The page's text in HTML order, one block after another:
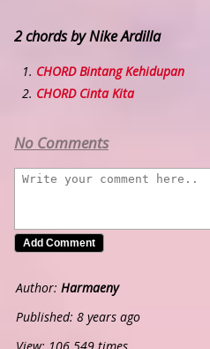
2 chords by Nike Ardilla
CHORD Bintang Kehidupan
CHORD Cinta Kita
No Comments
Author: Harmaeny
Published: 8 years ago